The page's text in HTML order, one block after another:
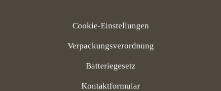
Cookie-Einstellungen
Verpackungsverordnung
Batteriegesetz
Kontaktformular